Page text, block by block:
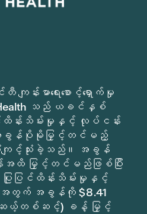
ကျန်းမာရေးစောင့်ရှောက်မှု
Health သည် ယခင်နှစ်
န်းသိမ်းမှုနှင့် လုပ်ငန်း
ခွန်ပိုမိုမြှင့်တင်မည့်
ကျင့်သုံးခဲ့သည်။ အခွန်
အထိ မြှင့်တင်မည်ဖြစ်ပြီး
ြုပြင်ထိန်းသိမ်းမှုနှင့်
အတွက် အခွန်ကို $8.41
ေးဆယ့်တစ်ဆင့်) ခန့် မြှင့်